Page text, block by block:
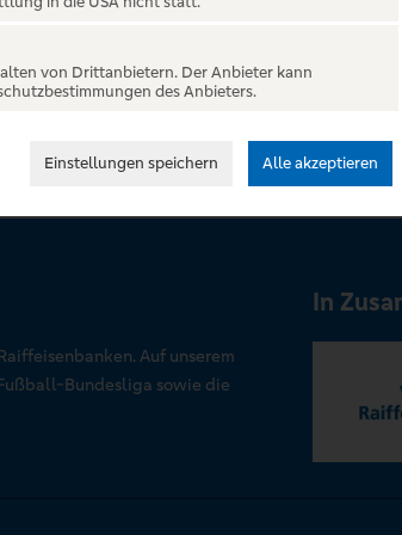
Auf unserem
Bundesliga sowie die
In
von Drittanbietern. Der Anbieter kann
des Anbieters.
Einstellungen speichern Alle akzeptieren